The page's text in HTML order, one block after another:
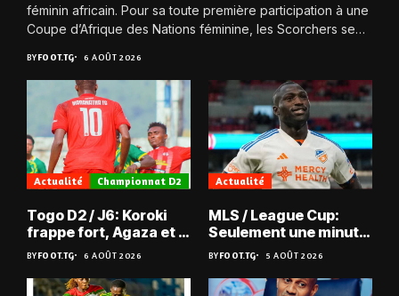
féminin africain. Pour sa toute première participation à une
Coupe d’Afrique des Nations féminine, les Scorchers se
BYFOOT.TG 6 AOÛT 2026
Actualité Championnat D2
Togo D2 / J6: Koroki
frappe fort, Agaza et la
JCA assurent,
suspense avant Sara
FC – Doumbé FC
BYFOOT.TG 6 AOÛT 2026
Actualité
MLS / League Cup:
Seulement une minute
de jeu pour Kévin
Denkey
BYFOOT.TG 5 AOÛT 2026